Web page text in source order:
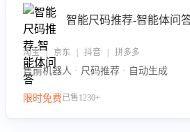
智能尺码推荐-智能体问
淘宝 | 京东 | 抖音 | 拼多多
售前机器人 · 尺码推荐 · 自动生成
限时免费已售1230+